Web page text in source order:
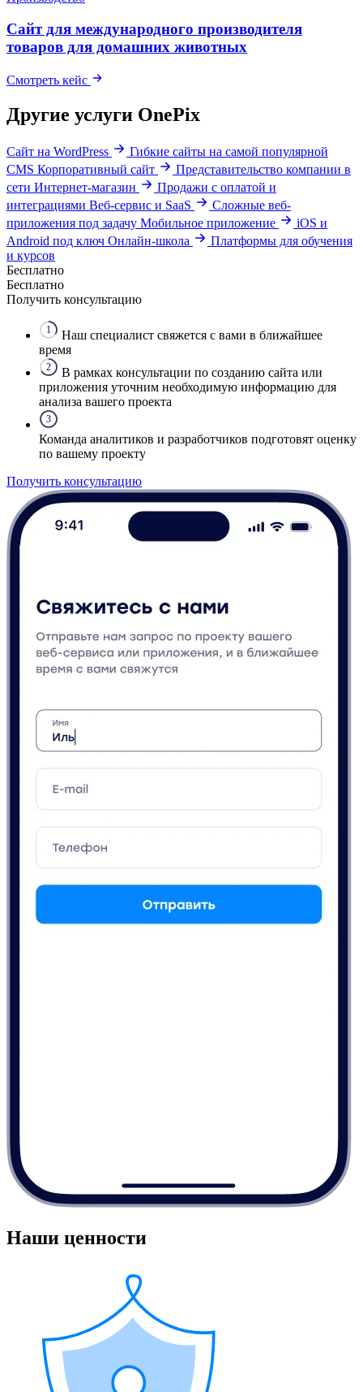
Cайт для международного производителя
товаров для домашних животных
Смотреть кейс
Другие услуги OnePix
Сайт на WordPress
Гибкие сайты на самой популярной
CMS Корпоративный сайт
Представительство компании в
сети Интернет-магазин
Продажи с оплатой и
интеграциями Веб-сервис и SaaS
Сложные веб-
приложения под задачу Мобильное приложение
iOS и
Android под ключ Онлайн-школа
Платформы для обучения
и курсов
Бесплатно
Бесплатно
Получить консультацию
1
Наш специалист свяжется с вами в ближайшее
время
2
В рамках консультации по созданию сайта или
приложения уточним необходимую информацию для
анализа вашего проекта
3
Команда аналитиков и разработчиков подготовят оценку
по вашему проекту
Получить консультацию
Наши ценности